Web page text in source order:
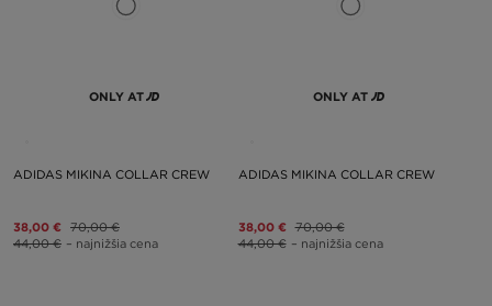
ONLY AT
ADIDAS MIKINA COLLAR CREW
38,00 € 70,00 €
44,00 € – najnižšia cena
ONLY AT
ADIDAS MIKINA COLLAR CREW
38,00 € 70,00 €
44,00 € – najnižšia cena